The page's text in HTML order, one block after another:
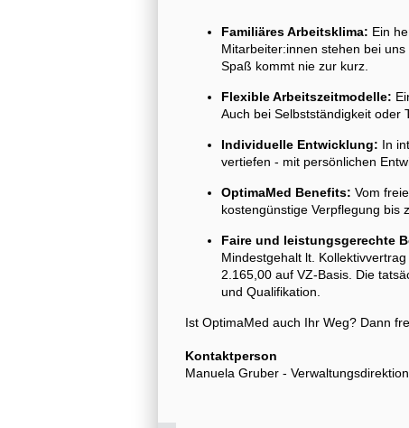
Familiäres Arbeitsklima: Ein
Mitarbeiter:innen stehen bei
Spaß kommt nie zur kurz.
Flexible Arbeitszeitmodelle:
Auch bei Selbstständigkeit oder
Individuelle Entwicklung: In
vertiefen - mit persönlichen
OptimaMed Benefits: Vom
kostengünstige Verpflegung bis
Faire und leistungsgerechte
Mindestgehalt lt.
2.165,00 auf VZ-Basis. Die
und Qualifikation.
Ist OptimaMed auch Ihr Weg? Dann
Kontaktperson
Manuela Gruber - Verwaltungsdirektion